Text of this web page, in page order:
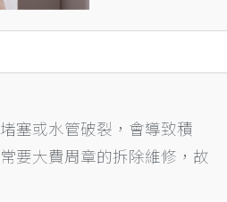
塞或水管破裂，會導致積
要大費周章的拆除維修，故